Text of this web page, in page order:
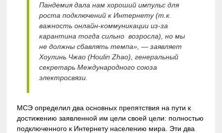
Пандемия дала нам хороший импульс для
роста подключений к Интернету (т.к.
важность онлайн-коммуникации из-за
карантина тогда сильно возросла), но мы
не должны сбавлять темпа», — заявляет
Хоулинь Чжао (Houlin Zhao), генеральный
секретарь Международного союза
электросвязи.
МСЭ определил два основных препятствия на пути к
достижению заявленной им цели своей цели: полностью
подключенного к Интернету населению мира. Эти два